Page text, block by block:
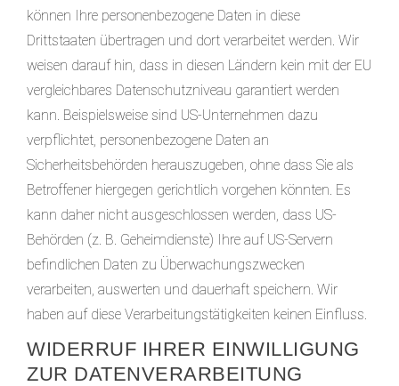
können Ihre personenbezogene Daten in diese
Drittstaaten übertragen und dort verarbeitet werden. Wir
weisen darauf hin, dass in diesen Ländern kein mit der EU
vergleichbares Datenschutzniveau garantiert werden
kann. Beispielsweise sind US-Unternehmen dazu
verpflichtet, personenbezogene Daten an
Sicherheitsbehörden herauszugeben, ohne dass Sie als
Betroffener hiergegen gerichtlich vorgehen könnten. Es
kann daher nicht ausgeschlossen werden, dass US-
Behörden (z. B. Geheimdienste) Ihre auf US-Servern
befindlichen Daten zu Überwachungszwecken
verarbeiten, auswerten und dauerhaft speichern. Wir
haben auf diese Verarbeitungstätigkeiten keinen Einfluss.
WIDERRUF IHRER EINWILLIGUNG
ZUR DATENVERARBEITUNG